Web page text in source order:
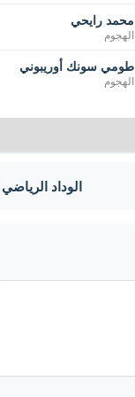
محمد رايحي
الهجوم
طومي سونك أوريبوني
الهجوم
الوداد الرياضي